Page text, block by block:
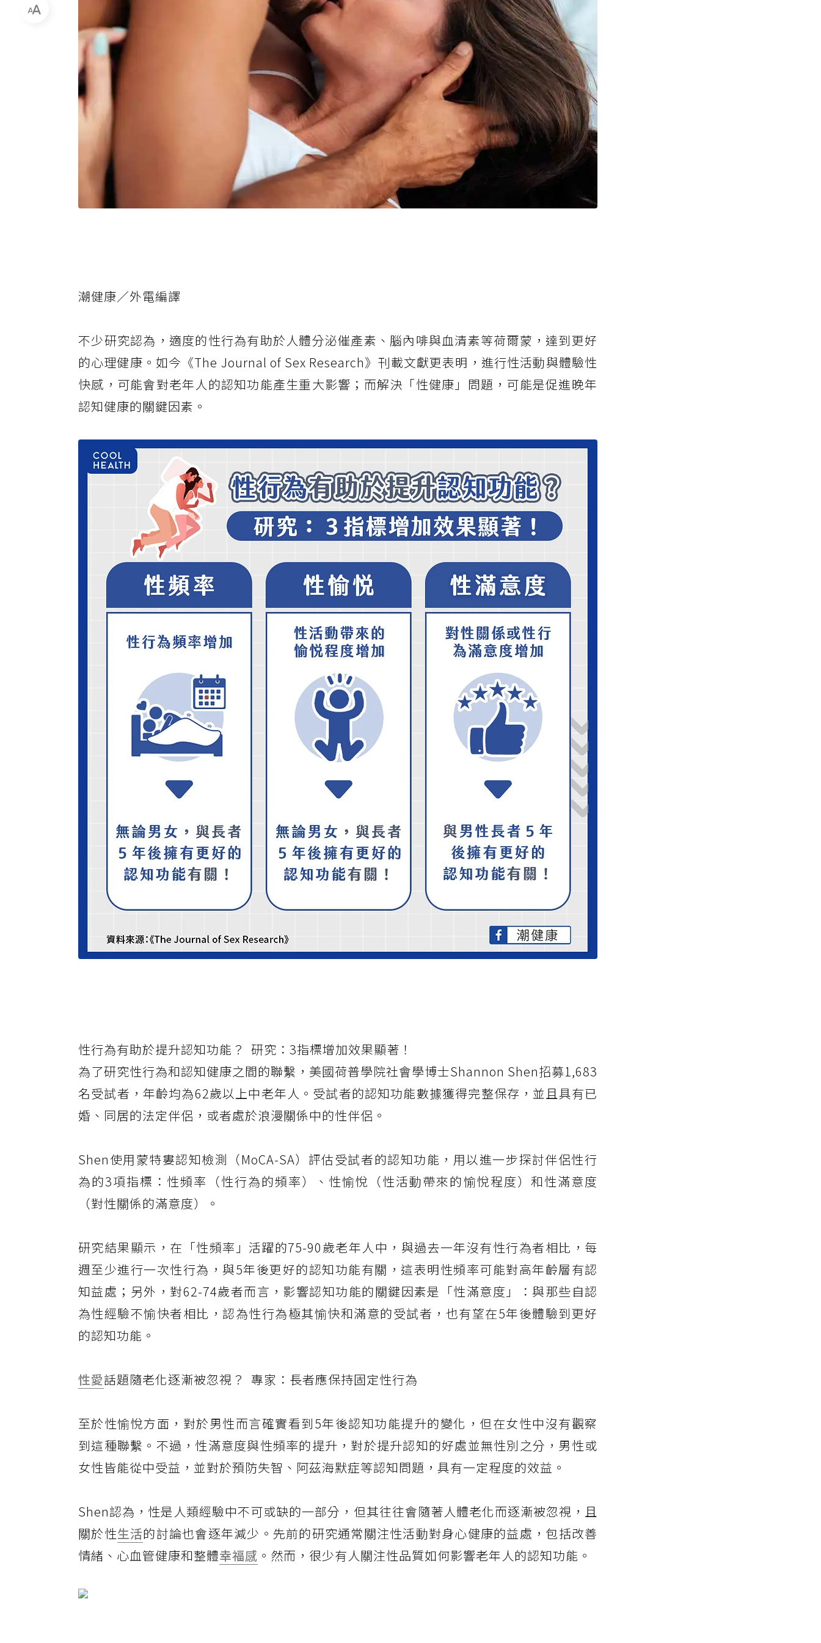
潮健康／外電編譯
不少研究認為，適度的性行為有助於人體分泌催產素、腦內啡與血清素等荷爾蒙，達到更好
的心理健康。如今《The Journal of Sex Research》刊載文獻更表明，進行性活動與體驗性
快感，可能會對老年人的認知功能產生重大影響；而解決「性健康」問題，可能是促進晚年
認知健康的關鍵因素。
性行為有助於提升認知功能？ 研究：3指標增加效果顯著！
為了研究性行為和認知健康之間的聯繫，美國荷普學院社會學博士Shannon Shen招募1,683
名受試者，年齡均為62歲以上中老年人。受試者的認知功能數據獲得完整保存，並且具有已
婚、同居的法定伴侶，或者處於浪漫關係中的性伴侶。
Shen使用蒙特婁認知檢測（MoCA-SA）評估受試者的認知功能，用以進一步探討伴侶性行
為的3項指標：性頻率（性行為的頻率）、性愉悅（性活動帶來的愉悅程度）和性滿意度
（對性關係的滿意度）。
研究結果顯示，在「性頻率」活躍的75-90歲老年人中，與過去一年沒有性行為者相比，每
週至少進行一次性行為，與5年後更好的認知功能有關，這表明性頻率可能對高年齡層有認
知益處；另外，對62-74歲者而言，影響認知功能的關鍵因素是「性滿意度」：與那些自認
為性經驗不愉快者相比，認為性行為極其愉快和滿意的受試者，也有望在5年後體驗到更好
的認知功能。
性愛話題隨老化逐漸被忽視？ 專家：長者應保持固定性行為
至於性愉悅方面，對於男性而言確實看到5年後認知功能提升的變化，但在女性中沒有觀察
到這種聯繫。不過，性滿意度與性頻率的提升，對於提升認知的好處並無性別之分，男性或
女性皆能從中受益，並對於預防失智、阿茲海默症等認知問題，具有一定程度的效益。
Shen認為，性是人類經驗中不可或缺的一部分，但其往往會隨著人體老化而逐漸被忽視，且
關於性生活的討論也會逐年減少。先前的研究通常關注性活動對身心健康的益處，包括改善
情緒、心血管健康和整體幸福感 。然而，很少有人關注性品質如何影響老年人的認知功能。